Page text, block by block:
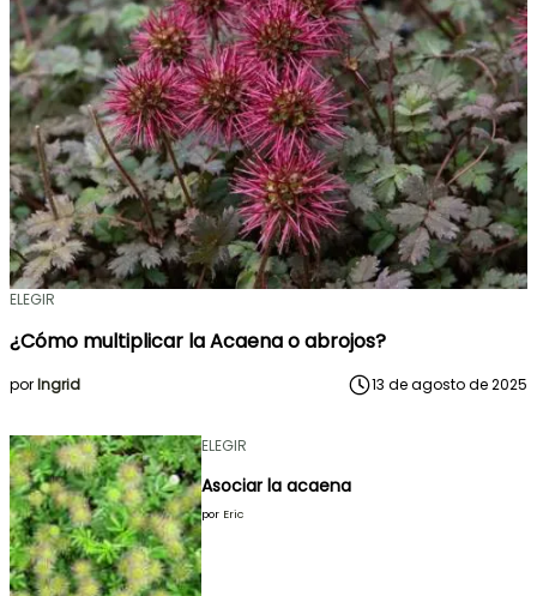
ELEGIR
¿Cómo multiplicar la Acaena o abrojos?
porIngrid 13 de agosto de 2025
ELEGIR
Asociar la acaena
por Eric